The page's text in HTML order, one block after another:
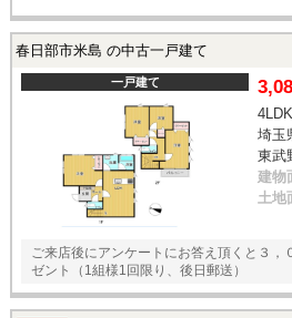
春日部市米島 の中古一戸建て
一戸建て
埼玉
東武
建物
土地
ご来店後にアンケートにお答え頂くと３，
ゼント（1組様1回限り、後日郵送）